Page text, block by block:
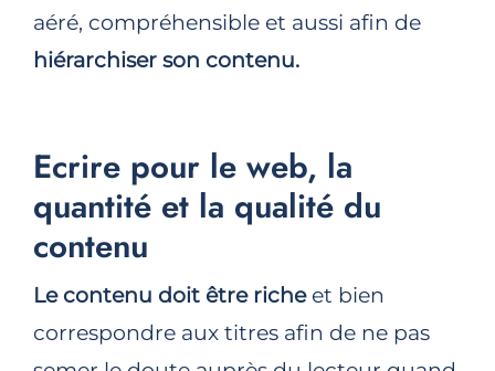
aéré, compréhensible et aussi afin de
hiérarchiser son contenu.
Ecrire pour le web, la
quantité et la qualité du
contenu
Le contenu doit être richeet bien
correspondre aux titres afin de ne pas